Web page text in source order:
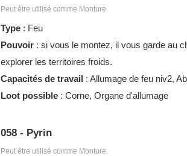
Peut être utilisé comme Monture.
Type : Feu
Pouvoir : si vous le montez, il vous garde au
explorer les territoires froids.
Capacités de travail : Allumage de feu niv2,
Loot possible: Corne, Organe d'allumage
058 - Pyrin
Peut être utilisé comme Monture.